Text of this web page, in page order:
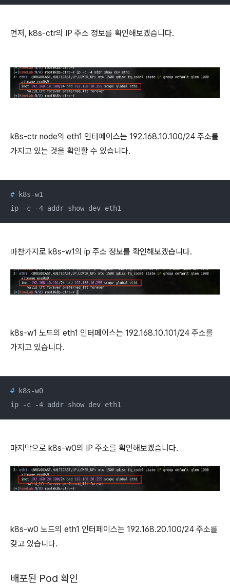
먼저, k8s-ctr의 IP 주소 정보를 확인해보겠습니다.
k8s-ctr node의 eth1 인터페이스는 192.168.10.100/24 주소를
가지고 있는 것을 확인할 수 있습니다.
# k8s-w1
ip -c -4 addr show dev eth1
마찬가지로 k8s-w1의 ip 주소 정보를 확인해보겠습니다.
k8s-w1 노드의 eth1 인터페이스는 192.168.10.101/24 주소를
가지고 있습니다.
# k8s-w0
ip -c -4 addr show dev eth1
마지막으로 k8s-w0의 IP 주소를 확인해보겠습니다.
k8s-w0 노드의 eth1 인터페이스는 192.168.20.100/24 주소를
갖고 있습니다.
배포된 Pod 확인